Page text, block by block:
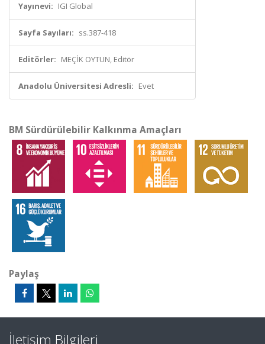
Yayınevi: IGI Global
Sayfa Sayıları: ss.387-418
Editörler: MEÇİK OYTUN, Editör
Anadolu Üniversitesi Adresli: Evet
BM Sürdürülebilir Kalkınma Amaçları
Paylaş
İletişim Bilgileri